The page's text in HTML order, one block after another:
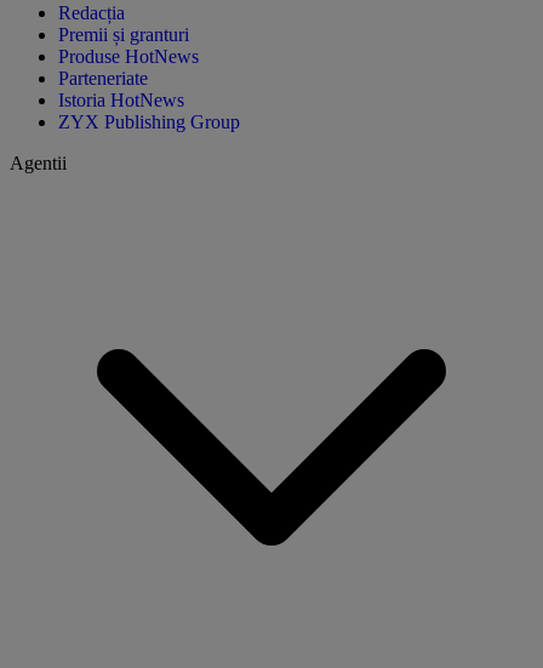
Redacția
Premii și granturi
Produse HotNews
Parteneriate
Istoria HotNews
ZYX Publishing Group
Agentii